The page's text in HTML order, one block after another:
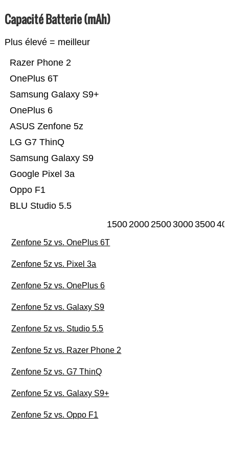
Capacité Batterie (mAh)
Plus élevé = meilleur
BLU Studio 5.5
Oppo F1
Google Pixel 3a
Samsung Galaxy S9
LG G7 ThinQ
ASUS Zenfone 5z
OnePlus 6
Samsung Galaxy S9+
OnePlus 6T
Razer Phone 2
15002000250030003500
Zenfone 5z vs. OnePlus 6T
Zenfone 5z vs. Pixel 3a
Zenfone 5z vs. OnePlus 6
Zenfone 5z vs. Galaxy S9
Zenfone 5z vs. Studio 5.5
Zenfone 5z vs. Razer Phone 2
Zenfone 5z vs. G7 ThinQ
Zenfone 5z vs. Galaxy S9+
Zenfone 5z vs. Oppo F1